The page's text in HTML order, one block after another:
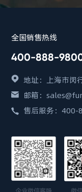
全国销售热线
400-888-
地址：上海市闵
邮箱：
售后服务：400-